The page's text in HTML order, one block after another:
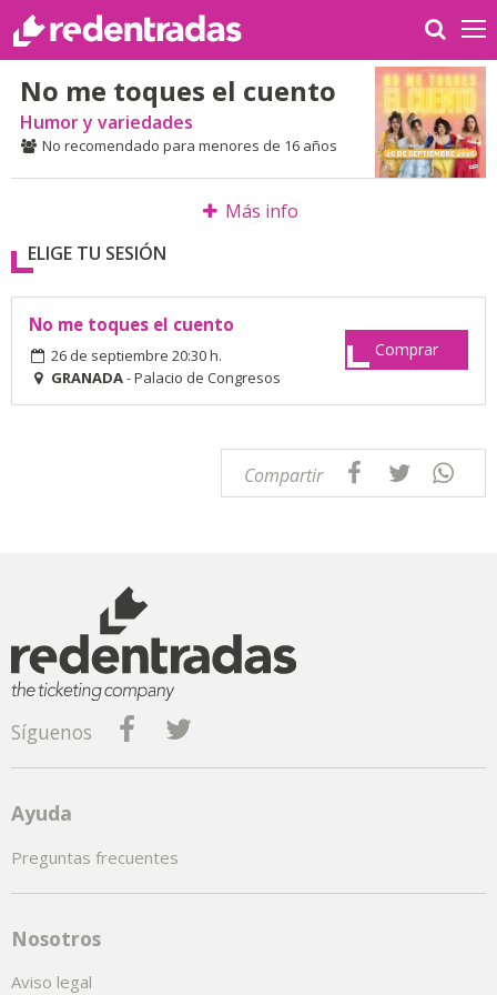
No me toques el cuento
Humor y variedades
No recomendado para menores de 16 años
Más info
ELIGE TU SESIÓN
No me toques el cuento
26 de septiembre 20:30 h.
GRANADA- Palacio de Congresos
Comprar
Compartir
Síguenos
Ayuda
Preguntas frecuentes
Nosotros
Aviso legal